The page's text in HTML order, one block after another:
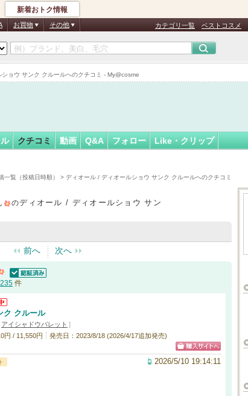
ョウ サンク クルールへのクチコミ - My@cosme
新着おトク情報
お買物 その他 カテゴリ一覧 ベストコスメ
ナンキ…さん
認
証
クチコミ 動画 Q&A フォロー Like・クリップ
覧（投稿日時順） > ディオール / ディオールショウ サンク クルールへのクチコミ
のディオール / ディオールショウ サン
前へ 次へ
認証済
235 件
ク クルール
アイシャドウパレット ]
円 / 11,550円
発売日：2023/8/18 (2026/4/17追加発売)
2026/5/10 19:14:11